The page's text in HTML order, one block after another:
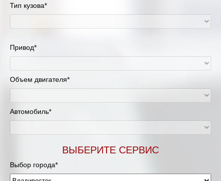
Тип кузова*
Привод*
Объем двигателя*
Автомобиль*
ВЫБЕРИТЕ СЕРВИС
Выбор города*